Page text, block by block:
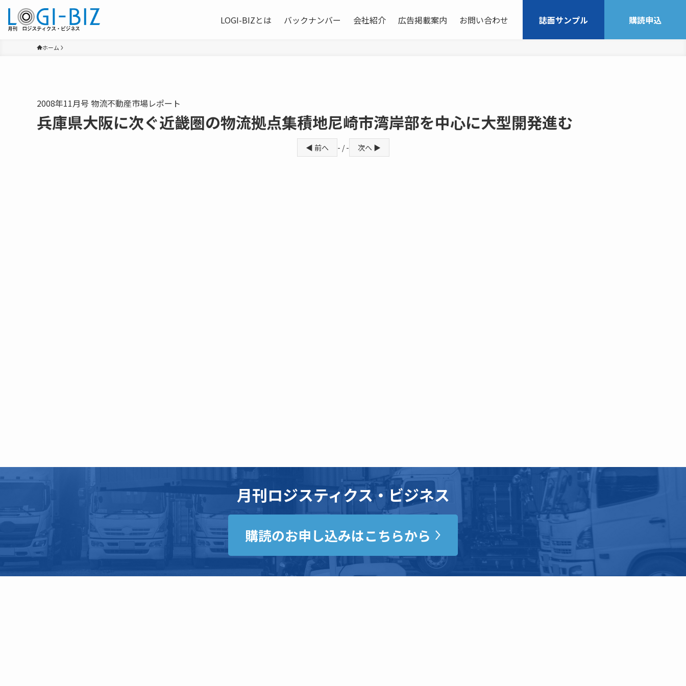
LOGI-BIZとは バックナンバー 会社紹介 広告掲載案内 お問い合わせ 誌面サンプル 購読申込
ホーム
2008年11月号 物流不動産市場レポート
兵庫県大阪に次ぐ近畿圏の物流拠点集積地尼崎市湾岸部を中心に大型開発進む
◀ 前へ - / - 次へ ▶
月刊ロジスティクス・ビジネス
購読のお申し込みはこちらから